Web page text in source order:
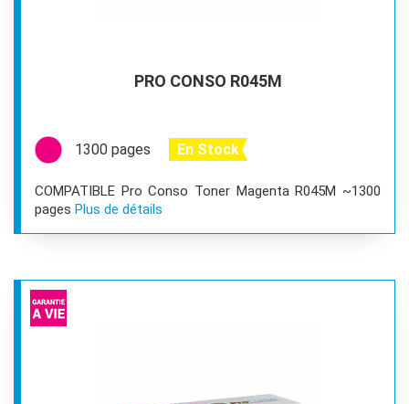
PRO CONSO R045M
1300 pages En Stock
COMPATIBLE Pro Conso Toner Magenta R045M ~1300
pages Plus de détails